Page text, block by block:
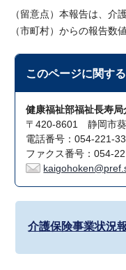
（留意点）本報告は、介
（市町村）からの報告数
このページに関する
健康福祉部福祉長寿局
〒420-8601 静岡市
電話番号：054-221-
ファクス番号：054-
介護保険事業状況